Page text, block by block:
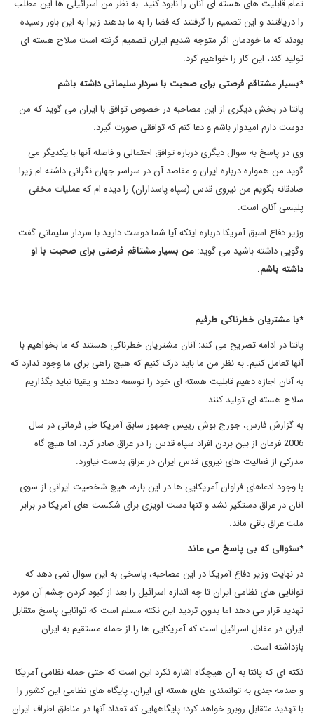
تمام قابلیت های هسته ای آنان را نابود کنید. به نظر من اسرائیلی ها این مطلب
را دریافتند و این تصمیم را گرفتند که فضا را به ما بدهند زیرا به این باور رسیده
بودند که ما خودمان اگر متوجه شدیم ایران تصمیم گرفته است سلاح هسته ای
تولید کند، این کار را خواهیم کرد.
*بسیار مشتاقم فرصتی برای صحبت با سردار سلیمانی داشته باشم
پانتا در بخش دیگری از این مصاحبه در خصوص توافق با ایران می گوید که من
دوست دارم امیدوار باشم و دعا کنم که توافقی صورت گیرد.
وی در پاسخ به سوال دیگری درباره توافق احتمالی و فاصله آنها با یکدیگر می
گوید من همواره درباره ایران و مقاصد آن در سراسر جهان نگرانی داشته ام زیرا
صادقانه بگویم من نیروی قدس (سپاه پاسداران) را دیده ام که عملیات مخفی
پلیسی آنان است.
وزیر دفاع اسبق آمریکا درباره اینکه آیا شما دوست دارید با سردار سلیمانی گفت
وگویی داشته باشید می گوید: من بسیار مشتاقم فرصتی برای صحبت با او
داشته باشم.
*با مشتریان خطرناکی طرفیم
پانتا در ادامه تصریح می کند: آنان مشتریان خطرناکی هستند که ما بخواهیم با
آنها تعامل کنیم. به نظر من ما باید درک کنیم که هیچ راهی برای ما وجود ندارد که
به آنان اجازه دهیم قابلیت هسته ای خود را توسعه دهند و یقینا نباید بگذاریم
سلاح هسته ای تولید کنند.
به گزارش فارس، جورج بوش رییس جمهور سابق آمریکا طی فرمانی در سال
2006 فرمان از بین بردن افراد سپاه قدس را در عراق صادر کرد، اما هیچ گاه
مدرکی از فعالیت های نیروی قدس ایران در عراق بدست نیاورد.
با وجود ادعاهای فراوان آمریکایی ها در این باره، هیچ شخصیت ایرانی از سوی
آنان در عراق دستگیر نشد و تنها دست آویزی برای شکست های آمریکا در برابر
ملت عراق باقی ماند.
*سئوالی که بی پاسخ می ماند
در نهایت وزیر دفاع آمریکا در این مصاحبه، پاسخی به این سوال نمی دهد که
توانایی های نظامی ایران تا چه اندازه اسرائیل را بعد از کبود کردن چشم آن مورد
تهدید قرار می دهد اما بدون تردید این نکته مسلم است که توانایی پاسخ متقابل
ایران در مقابل اسرائیل است که آمریکایی ها را از حمله مستقیم به ایران
بازداشته است.
نکته ای که پانتا به آن هیچگاه اشاره نکرد این است که حتی حمله نظامی آمریکا
و صدمه جدی به توانمندی های هسته ای ایران، پایگاه های نظامی این کشور را
با تهدید متقابل روبرو خواهد کرد؛ پایگاههایی که تعداد آنها در مناطق اطراف ایران